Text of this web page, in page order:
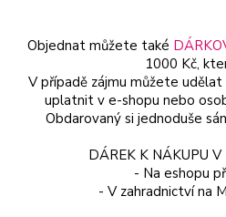
Objednat můžete také
1000 Kč,
V případě zájmu můžete
uplatnit v e-shopu nebo
Obdarovaný si jednoduše
DÁREK K NÁKUPU
- Na eshopu
- V zahradnictví na